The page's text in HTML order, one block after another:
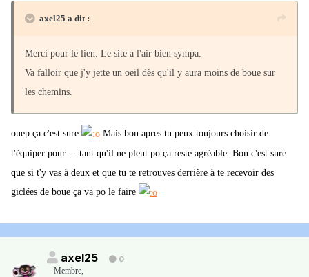
axel25 a dit :
Merci pour le lien. Le site à l'air bien sympa.
Va falloir que j'y jette un oeil dès qu'il y aura moins de boue sur
les chemins.
ouep ça c'est sure
Mais bon apres tu peux toujours choisir de
t'équiper pour ... tant qu'il ne pleut po ça reste agréable. Bon c'est sure
que si t'y vas à deux et que tu te retrouves derrière à te recevoir des
giclées de boue ça va po le faire
axel25
0
Membre,